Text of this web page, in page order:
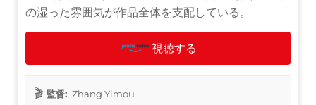
の湿った雰囲気が作品全体を支配している。
視聴する
監督: Zhang Yimou